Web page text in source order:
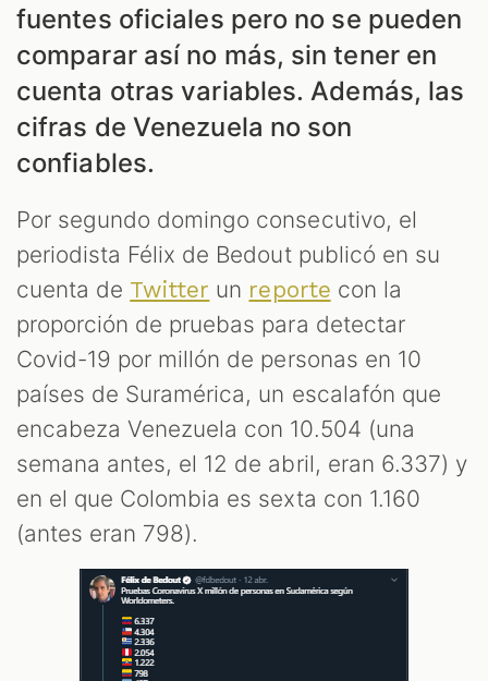
fuentes oficiales pero no se pueden
comparar así no más, sin tener en
cuenta otras variables. Además, las
cifras de Venezuela no son
confiables.
Por segundo domingo consecutivo, el
periodista Félix de Bedout publicó en su
cuenta de Twitter un reporte con la
proporción de pruebas para detectar
Covid-19 por millón de personas en 10
países de Suramérica, un escalafón que
encabeza Venezuela con 10.504 (una
semana antes, el 12 de abril, eran 6.337) y
en el que Colombia es sexta con 1.160
(antes eran 798).